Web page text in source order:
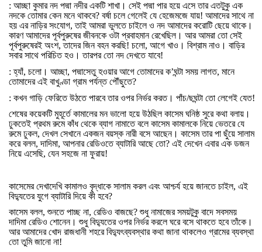
: আচ্ছা কুমার নদ পদ্মা নদীর একটি শাখা। সেই পদ্মা পার হয়ে এসে তার এতটুকু এক
নদকে তোমার কেন মনে থাকবে? বর্ষা চলে গেলেই যে হেজেমজে যায়! আমাদের সাথে না
হয় এর নাড়ির সংযোগ,তাই আমরা ভুলতে চাইলে ও নদ আমাদের করোটি ছেয়ে থাকে।
কারণ আমাদের পূর্বপুরুষের জীবনকে ওটা প্রবাহমান রেখেছিল। আর আমরা তো সেই
পূর্বপুরুষেরই অংশ,তাদের জিন বহন করছি! চলো, আগে খাও। বিশ্রাম নাও। বাড়ির
সবার সাথে পরিচিত হও। তারপর তো নদ দেখতে যাবে!
:হ্যাঁ, চলো। আচ্ছা, পদ্মাসেতু হওয়ার আগে তোমাদের ক’ঘন্টা সময় লাগত, মানে
তোমাদের এই বাখুণ্ডা গ্রাম পর্যন্ত পৌঁছুতে?
: কখন গাড়ি ফেরিতে উঠতে পারবে তার ওপর নির্ভর করত। পাঁচ/ছঘন্টা তো লেগেই যেত!
শেষের কয়েকটি মুহূর্তে কামালের মন ভালো হয়ে উঠছিল কাসেম ঘনিষ্ঠ সুরে কথা বলায়।
ঢুকতেই প্রথম রুমে কাঁধ থেকে ব্যাগ নামাতে বলে কাসেম কামালকে নিয়ে ভেতরে যে
রুমে ঢুকল, দেখল সেখানে একজন বয়স্ক নারী বসে আছেন। কাসেম তার পা ছুঁয়ে সালাম
করে বলল,দাদিমা, আপনার রেডিওতে ব্যাটারি আছে তো? এই দেখেন এবার এক ডজন
নিয়ে এসেছি, যেন সহজে না ফুরায়!
কাসেমের দেখাদেখি কামালও বৃদ্ধাকে সালাম করল এবং আশ্চর্য হয়ে জানতে চাইল, এই
বিদ্যুতের যুগে ব্যাটারি দিয়ে কী হবে?
কাসেম বলল,শুনতে পাচ্ছ না, রেডিও বাজছে?শুধু নামাজের সময়টুকু বাদে সবসময়
দাদিমা রেডিও শোনেন। শুধু বিদ্যুতের ওপর নির্ভর করলে ঘরে বসে থাকতে হবে তাঁকে।
আর আমাদের খোদ রাজধানী শহরে বিদ্যুৎব্যবস্থার কথা জানা থাকলেও গ্রামের ব্যবস্থা
তো তুমি জানো না!